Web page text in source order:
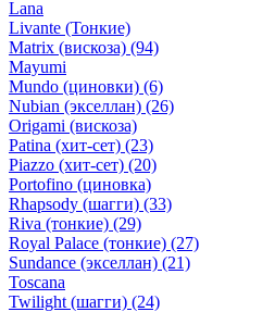
Lana
Livante (Тонкие)
Matrix (вискоза) (94)
Mayumi
Mundo (циновки) (6)
Nubian (экселлан) (26)
Origami (вискоза)
Patina (хит-сет) (23)
Piazzo (хит-сет) (20)
Portofino (циновка)
Rhapsody (шагги) (33)
Riva (тонкие) (29)
Royal Palace (тонкие) (27)
Sundance (экселлан) (21)
Toscana
Twilight (шагги) (24)